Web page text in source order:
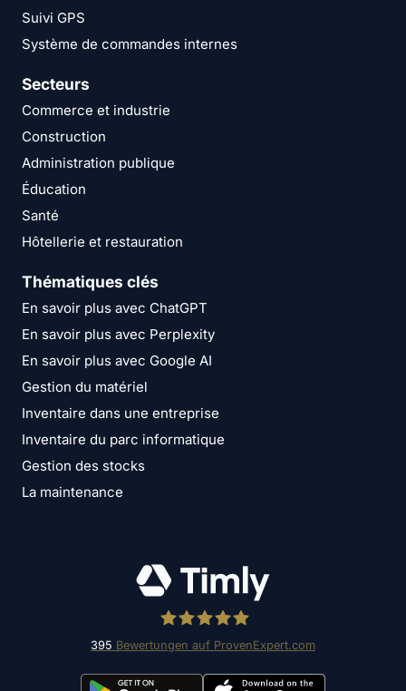
Suivi GPS
Système de commandes internes
Secteurs
Commerce et industrie
Construction
Administration publique
Éducation
Santé
Hôtellerie et restauration
Thématiques clés
En savoir plus avec ChatGPT
En savoir plus avec Perplexity
En savoir plus avec Google AI
Gestion du matériel
Inventaire dans une entreprise
Inventaire du parc informatique
Gestion des stocks
La maintenance
Timly Software AG
395 Bewertungen auf ProvenExpert.com